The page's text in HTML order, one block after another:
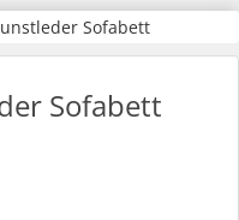
Sofabett
Sofabett